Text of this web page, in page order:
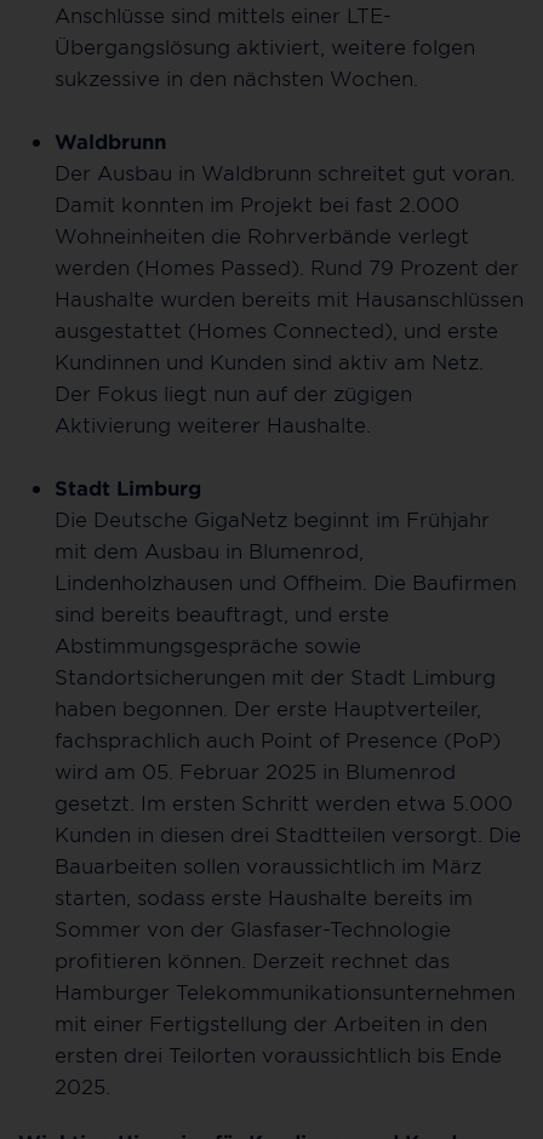
Anschlüsse sind mittels einer LTE-
Übergangslösung aktiviert, weitere folgen
sukzessive in den nächsten Wochen.
Waldbrunn
Der Ausbau in Waldbrunn schreitet gut voran.
Damit konnten im Projekt bei fast 2.000
Wohneinheiten die Rohrverbände verlegt
werden (Homes Passed). Rund 79 Prozent der
Haushalte wurden bereits mit Hausanschlüssen
ausgestattet (Homes Connected), und erste
Kundinnen und Kunden sind aktiv am Netz.
Der Fokus liegt nun auf der zügigen
Aktivierung weiterer Haushalte.
Stadt Limburg
Die Deutsche GigaNetz beginnt im Frühjahr
mit dem Ausbau in Blumenrod,
Lindenholzhausen und Offheim. Die Baufirmen
sind bereits beauftragt, und erste
Abstimmungsgespräche sowie
Standortsicherungen mit der Stadt Limburg
haben begonnen. Der erste Hauptverteiler,
fachsprachlich auch Point of Presence (PoP)
wird am 05. Februar 2025 in Blumenrod
gesetzt. Im ersten Schritt werden etwa 5.000
Kunden in diesen drei Stadtteilen versorgt. Die
Bauarbeiten sollen voraussichtlich im März
starten, sodass erste Haushalte bereits im
Sommer von der Glasfaser-Technologie
profitieren können. Derzeit rechnet das
Hamburger Telekommunikationsunternehmen
mit einer Fertigstellung der Arbeiten in den
ersten drei Teilorten voraussichtlich bis Ende
2025.